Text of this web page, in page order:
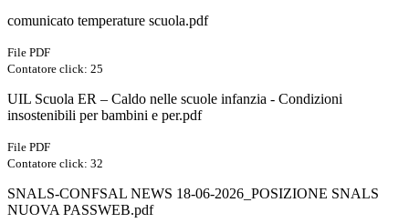
comunicato temperature scuola.pdf
File PDF
Contatore click: 25
UIL Scuola ER – Caldo nelle scuole infanzia - Condizioni
insostenibili per bambini e per.pdf
File PDF
Contatore click: 32
SNALS-CONFSAL NEWS 18-06-2026_POSIZIONE SNALS
NUOVA PASSWEB.pdf